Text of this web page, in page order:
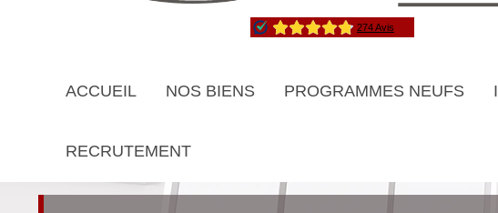
ACCUEIL NOS BIENS PROGRAMMES NEUFS
RECRUTEMENT